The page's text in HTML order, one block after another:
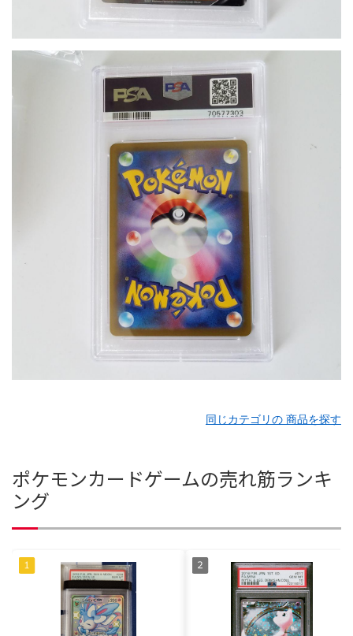
同じカテゴリの 商品を探す
ポケモンカードゲームの売れ筋ランキ
ング